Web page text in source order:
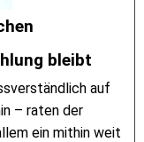
bleibt
auf
– raten der
ein mithin weit